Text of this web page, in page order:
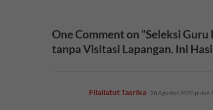
One Comment on “Seleksi
tanpa Visitasi Lapangan. Ini
Filailatut Tasrika berkata:
28 Agustus 2020 pukul